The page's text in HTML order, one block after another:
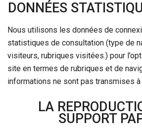
DONNÉES
Nous utilisons les données de
statistiques de consultation (type de
visiteurs, rubriques visitées.) pour
site en termes de rubriques et de
informations ne sont pas transmises
LA
SUPPORT